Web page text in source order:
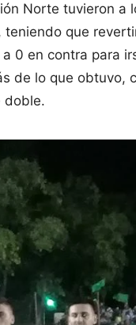
Norte tuvieron
que
0 en contra para
de lo que obtuvo,
doble.